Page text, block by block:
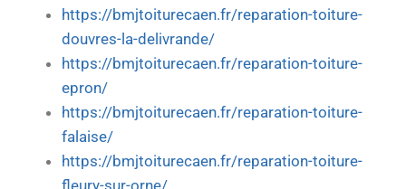
https://bmjtoiturecaen.fr/reparation-toiture-
douvres-la-delivrande/
https://bmjtoiturecaen.fr/reparation-toiture-
epron/
https://bmjtoiturecaen.fr/reparation-toiture-
falaise/
https://bmjtoiturecaen.fr/reparation-toiture-
fleury-sur-orne/